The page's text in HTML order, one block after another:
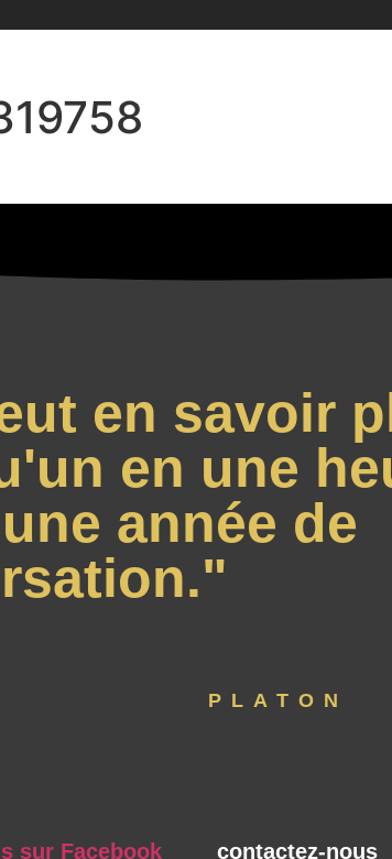
en savoir
en une
année de
PLATON
sur Facebook contactez-nous